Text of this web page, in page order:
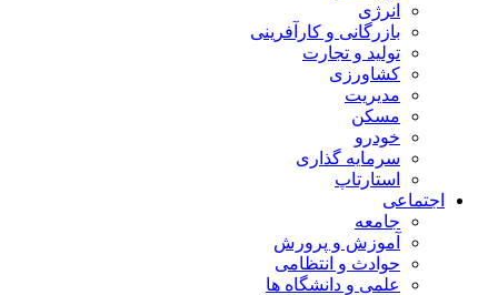
انرژی
بازرگانی و کارآفرینی
تولید و تجارت
کشاورزی
مدیریت
مسکن
خودرو
سرمایه گذاری
استارتاپ
اجتماعی
جامعه
آموزش و پرورش
حوادث و انتظامی
علمی و دانشگاه ها